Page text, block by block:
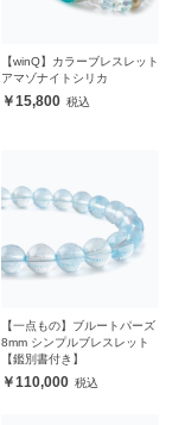
【winQ】カラーブレスレット
アマゾナイトシリカ
15,800
【一点もの】ブルートパーズ
8mm シンプルブレスレット
【鑑別書付き】
110,000